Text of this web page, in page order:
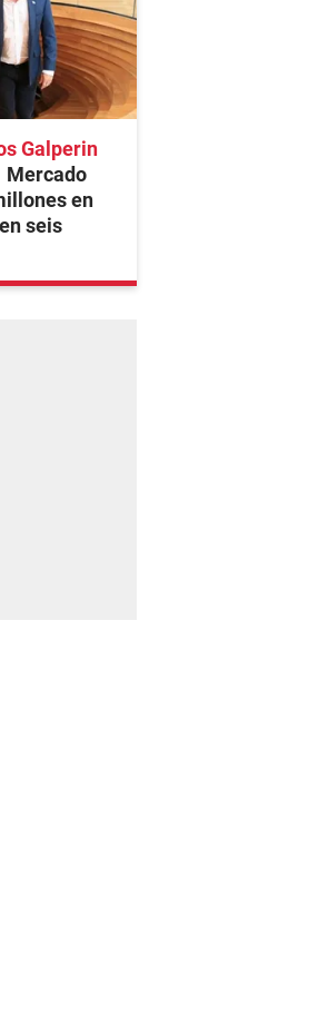
Galperin
Mercado
en
seis